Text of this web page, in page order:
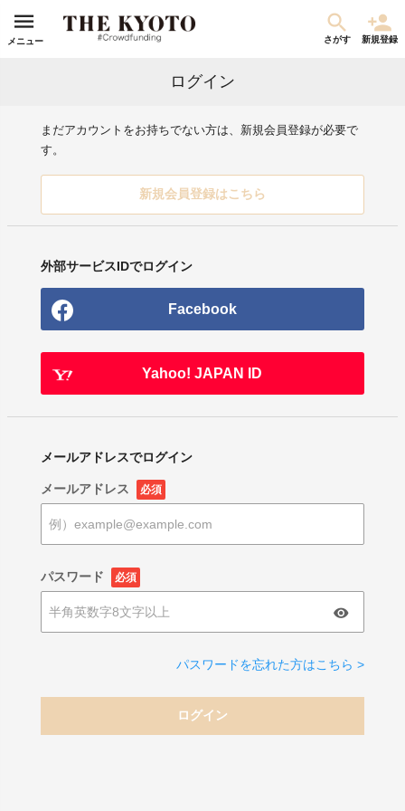
メニュー さがす 新規登録
ログイン
まだアカウントをお持ちでない方は、新規会員登録が必要で
す。
新規会員登録はこちら
外部サービスIDでログイン
Facebook
Yahoo! JAPAN ID
メールアドレスでログイン
メールアドレス 必須
パスワード 必須
パスワードを忘れた方はこちら >
ログイン